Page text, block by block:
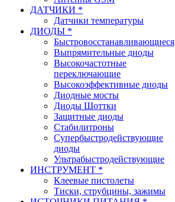
ДАТЧИКИ *
Датчики температуры
ДИОДЫ *
Быстровосстанавливающиеся
Выпрямительные диоды
Высокочастотные
переключающие
Высокоэффективные диоды
Диодные мосты
Диоды Шоттки
Защитные диоды
Стабилитроны
Супербыстродействующие
диоды
Ультрабыстродействующие
ИНСТРУМЕНТ *
Клеевые пистолеты
Тиски, струбцины, зажимы